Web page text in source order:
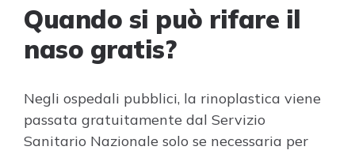
Quando si può rifare il
naso gratis?
Negli ospedali pubblici, la rinoplastica viene
passata gratuitamente dal Servizio
Sanitario Nazionale solo se necessaria per